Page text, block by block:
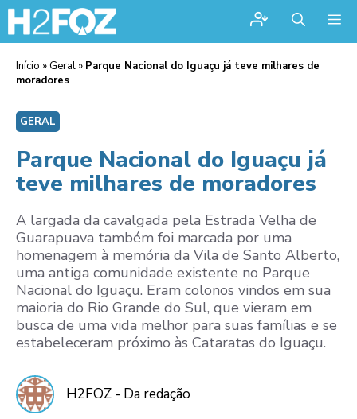
Início » Geral » Parque Nacional do Iguaçu já teve milhares de
moradores
GERAL
Parque Nacional do Iguaçu já
teve milhares de moradores
A largada da cavalgada pela Estrada Velha de
Guarapuava também foi marcada por uma
homenagem à memória da Vila de Santo Alberto,
uma antiga comunidade existente no Parque
Nacional do Iguaçu. Eram colonos vindos em sua
maioria do Rio Grande do Sul, que vieram em
busca de uma vida melhor para suas famílias e se
estabeleceram próximo às Cataratas do Iguaçu.
H2FOZ - Da redação